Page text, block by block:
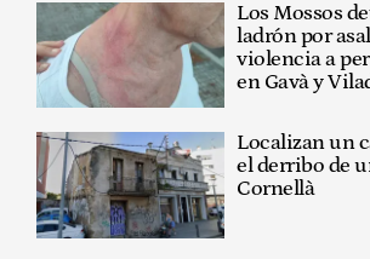
Los Mossos
ladrón por
violencia a
en Gavà y
Localizan un
el derribo de
Cornellà